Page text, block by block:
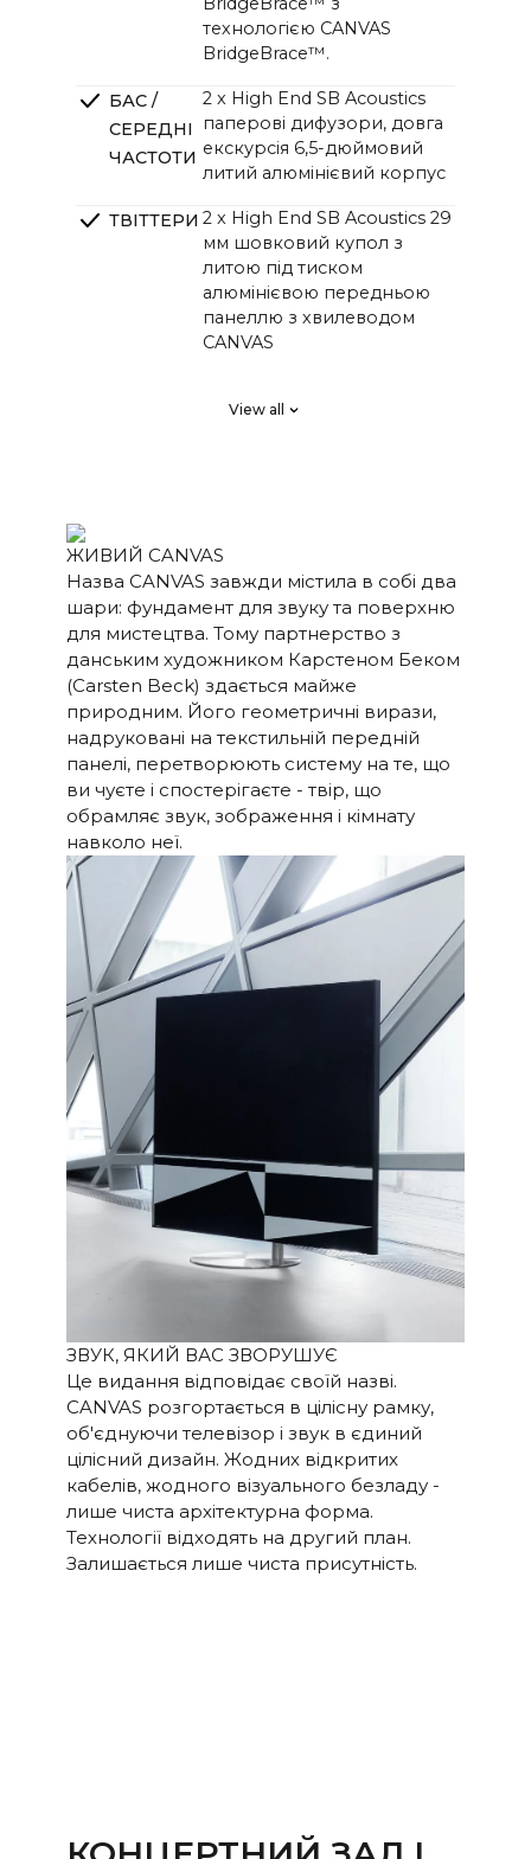
технологією CANVAS
BridgeBrace™.
БАС /
СЕРЕДНІ
ЧАСТОТИ
2 x High End SB Acoustics
паперові дифузори, довга
екскурсія 6,5-дюймовий
литий алюмінієвий корпус
ТВІТТЕРИ 2 x High End SB Acoustics 29
мм шовковий купол з
литою під тиском
алюмінієвою передньою
панеллю з хвилеводом
CANVAS
низьким рівнем втрат,
лінійної частотної
характеристики та
ідеальної фазової
характеристики,
спеціальний високий
порядок
ПІДСИЛ
ЮВАЧІ
4-канальні HiFi-підсилювачі
класу D загальною
потужністю 250 Вт, але з
більшим звуковим тиском,
ніж традиційні саундбари
Багато клієнтів дивуються,
чому CANVAS HiFi грає
глибше і потужніше, ніж
традиційні саундбари, що
вказує на те, що вони
мають набагато вищу
найважливішим є те, що
CANVAS має колосальні 24
літри ефективного
акустичного об'єму в
поєднанні з 2 x 6,5-
дюймовими низько-/
динаміками і 2 x 5x8-
дюймовими допоміжними
низькочастотними
динаміками, що дає 592 см2
випромінюючої поверхні,
яка відповідає 12-
дюймовому
низькочастотному
динаміку. Таким чином,
CANVAS HiFi є
високоефективною, а
View all
ЖИВИЙ CANVAS
Назва CANVAS завжди містила в собі два
шари: фундамент для звуку та поверхню
для мистецтва. Тому партнерство з
данським художником Карстеном Беком
(Carsten Beck) здається майже
природним. Його геометричні вирази,
надруковані на текстильній передній
панелі, перетворюють систему на те, що
ви чуєте і спостерігаєте - твір, що
обрамляє звук, зображення і кімнату
навколо неї.
ЗВУК, ЯКИЙ ВАС ЗВОРУШУЄ
Це видання відповідає своїй назві.
CANVAS розгортається в цілісну рамку,
об'єднуючи телевізор і звук в єдиний
цілісний дизайн. Жодних відкритих
кабелів, жодного візуального безладу -
лише чиста архітектурна форма.
Технології відходять на другий план.
Залишається лише чиста присутність.